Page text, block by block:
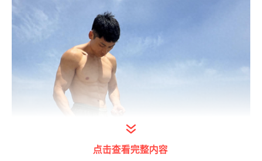
点击查看完整内容